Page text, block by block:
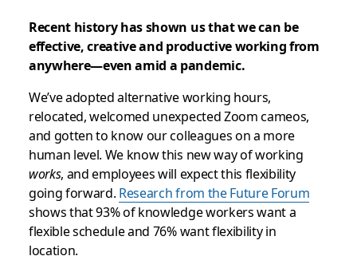
Recent history has shown us that we can be
effective, creative and productive working from
anywhere—even amid a pandemic.
We’ve adopted alternative working hours,
relocated, welcomed unexpected Zoom cameos,
and gotten to know our colleagues on a more
human level. We know this new way of working
works, and employees will expect this flexibility
going forward. Research from the Future Forum
shows that 93% of knowledge workers want a
flexible schedule and 76% want flexibility in
location.